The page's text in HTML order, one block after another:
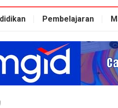
Pembelajaran